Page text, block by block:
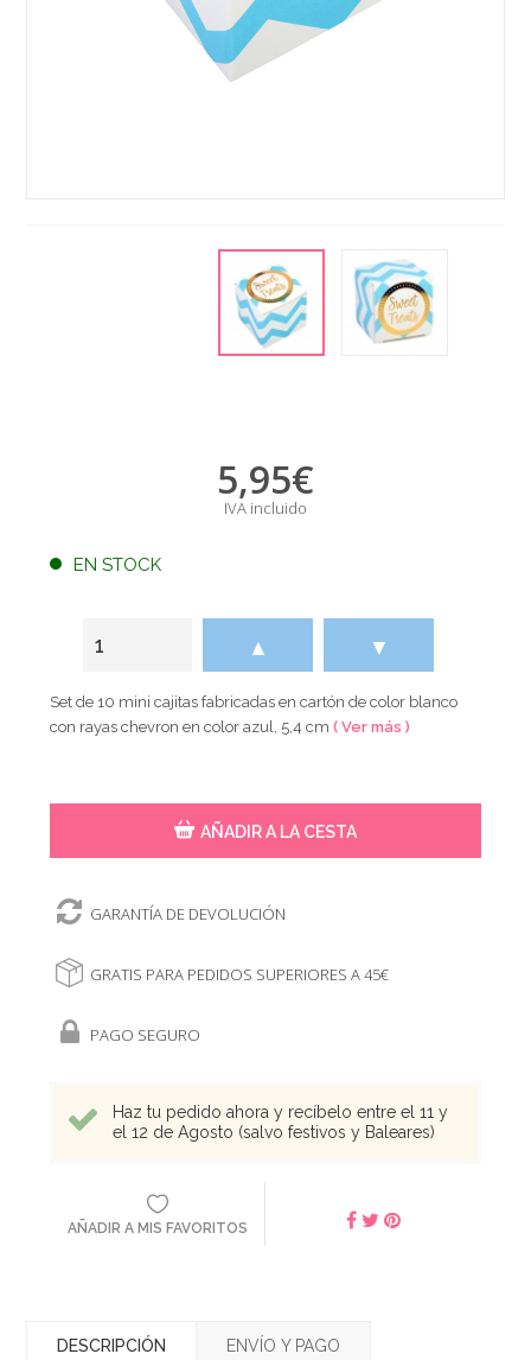
5,95€
IVA incluido
EN STOCK
▲ ▼
Set de 10 mini cajitas fabricadas en cartón de color blanco
con rayas chevron en color azul, 5,4 cm( Ver más )
AÑADIR A LA CESTA
GARANTÍA DE DEVOLUCIÓN
GRATIS PARA PEDIDOS SUPERIORES A 45€
PAGO SEGURO
Haz tu pedido ahora y recíbelo entre el 11 y
el 12 de Agosto (salvo festivos y Baleares)
AÑADIR A MIS FAVORITOS
DESCRIPCIÓN ENVÍO Y PAGO